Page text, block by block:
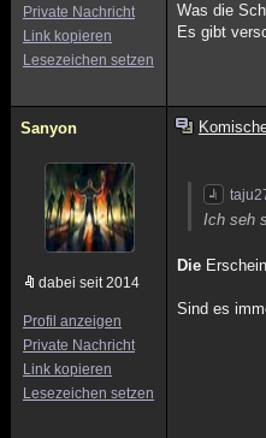
Private Nachricht
Link kopieren
Lesezeichen setzen
Was die
Es gibt
Sanyon
dabei seit 2014
Profil anzeigen
Private Nachricht
Link kopieren
Lesezeichen setzen
Ich seh
Die
Sind es